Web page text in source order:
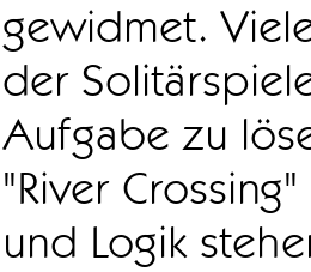
gewidmet.
der
Aufgabe zu
"River
und Logik